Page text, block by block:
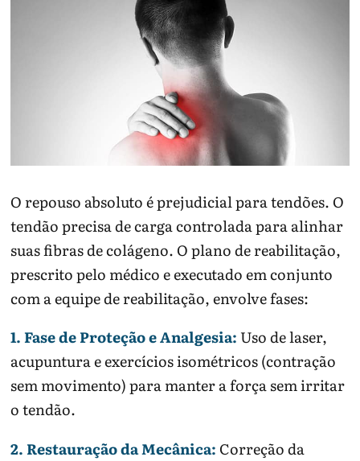
O repouso absoluto é prejudicial para tendões. O
tendão precisa de carga controlada para alinhar
suas fibras de colágeno. O plano de reabilitação,
prescrito pelo médico e executado em conjunto
com a equipe de reabilitação, envolve fases:
1. Fase de Proteção e Analgesia: Uso de laser,
acupuntura e exercícios isométricos (contração
sem movimento) para manter a força sem irritar
o tendão.
2. Restauração da Mecânica: Correção da